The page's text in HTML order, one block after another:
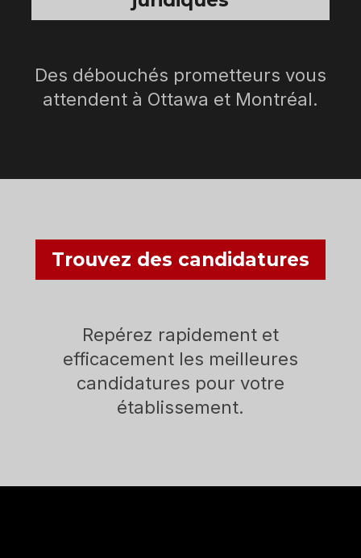
Des débouchés prometteurs vous
attendent à Ottawa et Montréal.
Trouvez des candidatures
Repérez rapidement et
efficacement les meilleures
candidatures pour votre
établissement.